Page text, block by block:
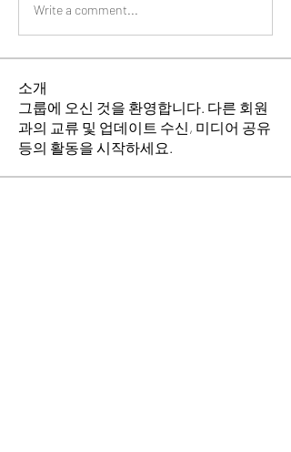
Write a comment...
소개
그룹에 오신 것을 환영합니다. 다른 회원
과의 교류 및 업데이트 수신, 미디어 공유
등의 활동을 시작하세요.